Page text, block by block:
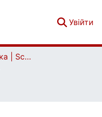
Увійти
Наукова періодика | Scientific periodicals